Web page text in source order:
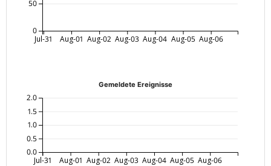
Jul-31 Aug-01 Aug-02 Aug-03 Aug-04 Aug-05 Aug-06
0
50
Gemeldete Ereignisse
Jul-31 Aug-01 Aug-02 Aug-03 Aug-04 Aug-05 Aug-06
0.0
0.5
1.0
1.5
2.0